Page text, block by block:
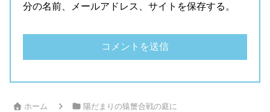
分の名前、メールアドレス、サイトを保存する。
ホーム 陽だまりの猿蟹合戦の庭に